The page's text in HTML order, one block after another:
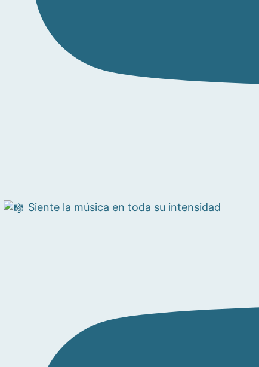
Siente la música en toda su intensidad